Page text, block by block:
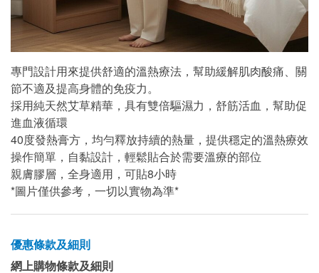
專門設計用來提供舒適的溫熱療法，幫助緩解肌肉酸痛、關
節不適及提高身體的免疫力。
採用純天然艾草精華，具有雙倍驅濕力，舒筋活血，幫助促
進血液循環
40度發熱膏方，均勻釋放持續的熱量，提供穩定的溫熱療效
操作簡單，自黏設計，輕鬆貼合於需要溫療的部位
親膚膠層，全身適用，可貼8小時
*圖片僅供參考，一切以實物為準*
優惠條款及細則
網上購物條款及細則